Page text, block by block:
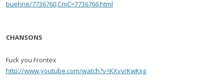
buehne/7736760,CmC=7736766.html
CHANSONS
Fuck you Frontex
http://www.youtube.com/watch?v=KXvvrKwKiig